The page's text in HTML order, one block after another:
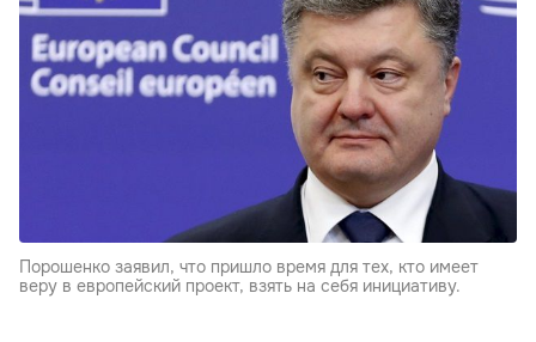
Порошенко заявил, что пришло время для тех, кто имеет
веру в европейский проект, взять на себя инициативу.